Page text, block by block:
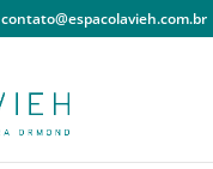
contato@espacolavieh.com.br